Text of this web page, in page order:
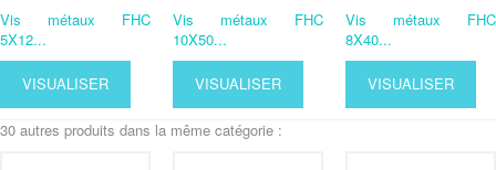
Vis métaux FHC
5X12...
VISUALISER
Vis métaux FHC
10X50...
VISUALISER
Vis métaux FHC
8X40...
VISUALISER
30 autres produits dans la même catégorie :